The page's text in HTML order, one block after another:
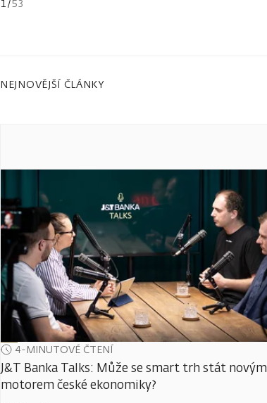
1 /53
NEJNOVĚJŠÍ ČLÁNKY
4-MINUTOVÉ ČTENÍ
J&T Banka Talks: Může se smart trh stát novým
motorem české ekonomiky?